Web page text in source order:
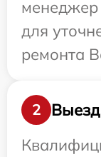
менеджер
для
ремонта
2